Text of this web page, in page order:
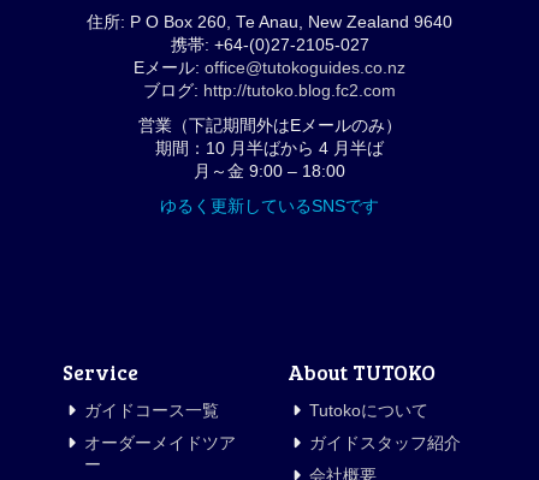
住所: P O Box 260, Te Anau, New Zealand 9640
携帯: +64-(0)27-2105-027
Eメール: office@tutokoguides.co.nz
ブログ: http://tutoko.blog.fc2.com
営業（下記期間外はEメールのみ）
期間：10 月半ばから 4 月半ば
月～金 9:00 – 18:00
ゆるく更新しているSNSです
Service
ガイドコース一覧
オーダーメイドツア
ー
About TUTOKO
Tutokoについて
ガイドスタッフ紹介
会社概要